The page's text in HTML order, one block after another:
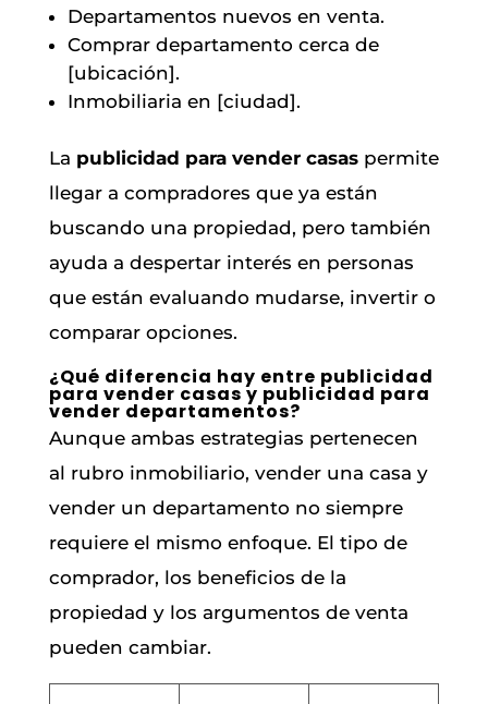
Departamentos nuevos en venta.
Comprar departamento cerca de
[ubicación].
Inmobiliaria en [ciudad].
La publicidad para vender casaspermite
llegar a compradores que ya están
buscando una propiedad, pero también
ayuda a despertar interés en personas
que están evaluando mudarse, invertir o
comparar opciones.
¿Qué diferencia hay entre publicidad
para vender casas y publicidad para
vender departamentos?
Aunque ambas estrategias pertenecen
al rubro inmobiliario, vender una casa y
vender un departamento no siempre
requiere el mismo enfoque. El tipo de
comprador, los beneficios de la
propiedad y los argumentos de venta
pueden cambiar.